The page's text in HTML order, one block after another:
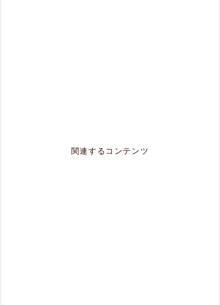
関連するコンテンツ